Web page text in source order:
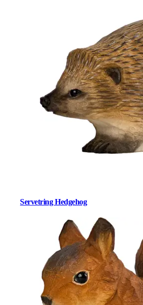
Servetring Hedgehog